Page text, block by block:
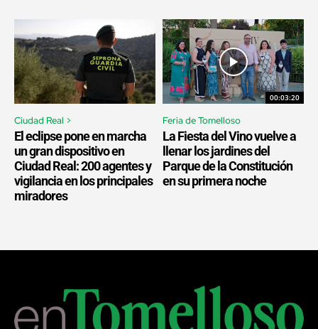
Ciudad Real >
El eclipse pone en marcha
un gran dispositivo en
Ciudad Real: 200 agentes y
vigilancia en los principales
miradores
00:03:20
Feria de Tomelloso
La Fiesta del Vino vuelve a
llenar los jardines del
Parque de la Constitución
en su primera noche